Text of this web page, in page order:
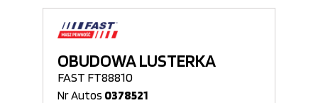
OBUDOWA LUSTERKA
FAST FT88810
Nr Autos 0378521